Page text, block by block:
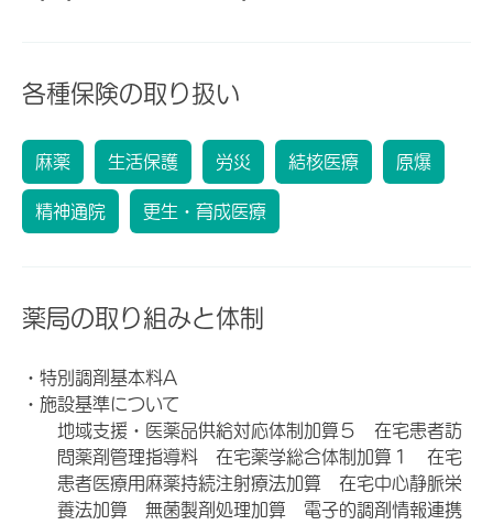
各種保険の取り扱い
麻薬 生活保護 労災 結核医療 原爆
精神通院 更生・育成医療
薬局の取り組みと体制
・特別調剤基本料A
・施設基準について
地域支援・医薬品供給対応体制加算５ 在宅患者訪
問薬剤管理指導料 在宅薬学総合体制加算１ 在宅
患者医療用麻薬持続注射療法加算 在宅中心静脈栄
養法加算 無菌製剤処理加算 電子的調剤情報連携